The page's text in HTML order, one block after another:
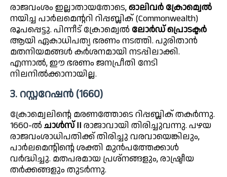
രാജവംശം ഇല്ലാതായതോടെ,ഓലിവർ ക്രോമ്വെൽ
നയിച്ച പാർലമെന്ററി റിപ്പബ്ലിക് (Commonwealth)
രൂപപ്പെട്ടു. പിന്നീട് ക്രോമ്വെൽ ലോർഡ് പ്രൊടക്ടർ
ആയി ഏകാധിപത്യ ഭരണം നടത്തി. പുരിതാൻ
മതനിയമങ്ങൾ കർശനമായി നടപ്പിലാക്കി.
എന്നാൽ, ഈ ഭരണം ജനപ്രീതി നേടി
നിലനിൽക്കാനായില്ല.
3. റസ്റ്ററേഷൻ (1660)
ക്രോമ്വെലിന്റെ മരണത്തോടെ റിപ്പബ്ലിക് തകർന്നു.
1660-ൽ ചാൾസ് II രാജാവായി തിരിച്ചുവന്നു. പഴയ
രാജവംശാധിപതിക്ക് തിരിച്ചു വരവായെങ്കിലും,
പാർലമെന്റിന്റെ ശക്തി മുൻപത്തേക്കാൾ
വർദ്ധിച്ചു. മതപരമായ പ്രശ്നങ്ങളും, രാഷ്ട്രീയ
തർക്കങ്ങളും തുടർന്നു.